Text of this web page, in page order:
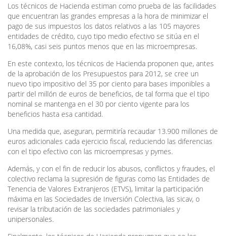
Los técnicos de Hacienda estiman como prueba de las facilidades
que encuentran las grandes empresas a la hora de minimizar el
pago de sus impuestos los datos relativos a las 105 mayores
entidades de crédito, cuyo tipo medio efectivo se sitúa en el
16,08%, casi seis puntos menos que en las microempresas.
En este contexto, los técnicos de Hacienda proponen que, antes
de la aprobación de los Presupuestos para 2012, se cree un
nuevo tipo impositivo del 35 por ciento para bases imponibles a
partir del millón de euros de beneficios, de tal forma que el tipo
nominal se mantenga en el 30 por ciento vigente para los
beneficios hasta esa cantidad.
Una medida que, aseguran, permitiría recaudar 13.900 millones de
euros adicionales cada ejercicio fiscal, reduciendo las diferencias
con el tipo efectivo con las microempresas y pymes.
Además, y con el fin de reducir los abusos, conflictos y fraudes, el
colectivo reclama la supresión de figuras como las Entidades de
Tenencia de Valores Extranjeros (ETVS), limitar la participación
máxima en las Sociedades de Inversión Colectiva, las sicav, o
revisar la tributación de las sociedades patrimoniales y
unipersonales.